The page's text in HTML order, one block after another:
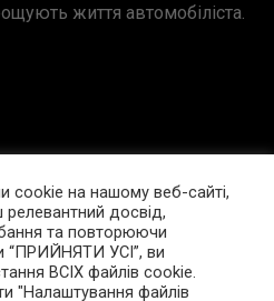
життя автомобіліста.
матеріалів
cookie на нашому веб-сайті,
досвід,
та повторюючи
“ПРИЙНЯТИ УСІ”, ви
ВСІХ файлів cookie.
"Налаштування файлів